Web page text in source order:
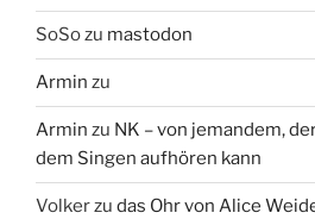
SoSozu mastodon
Armin zu
Armin zu NK – von jemandem,
dem Singen aufhören kann
Volkerzu das Ohr von Alice